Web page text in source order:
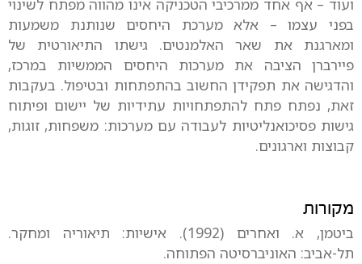
ועוד – אף אחד ממרכיבי הטכניקה אינו מהווה מפתח לשינוי
בפני עצמו – אלא מערכת היחסים שנותנת משמעות
ומארגנת את שאר האלמנטים. גישתו התיאורטית של
פיירברן הציבה את מערכות היחסים הממשיות במרכז,
והדגישה את תפקידן החשוב בהתפתחות ובטיפול. בעקבות
זאת, נפתח פתח להתפתחויות עתידיות של יישום ופיתוח
גישות פסיכואנליטיות לעבודה עם מערכות: משפחות, זוגות,
קבוצות וארגונים.
מקורות
ביטמן, א. ואחרים (1992). אישיות: תיאוריה ומחקר.
תל-אביב: האוניברסיטה הפתוחה.